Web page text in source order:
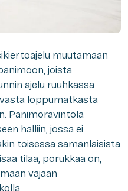
muutamaan
joista
ajelu ruuhkassa
loppumatkasta
Panimoravintola
halliin, jossa ei
toisessa samanlaisista
tilaa, porukkaa on,
vajaan